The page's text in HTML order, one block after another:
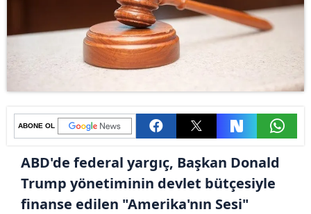
ABONE OL
ABD'de federal yargıç, Başkan Donald
Trump yönetiminin devlet bütçesiyle
finanse edilen "Amerika'nın Sesi"